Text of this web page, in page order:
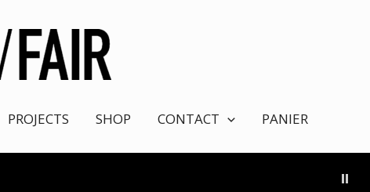
PROJECTS SHOP CONTACT PANIER